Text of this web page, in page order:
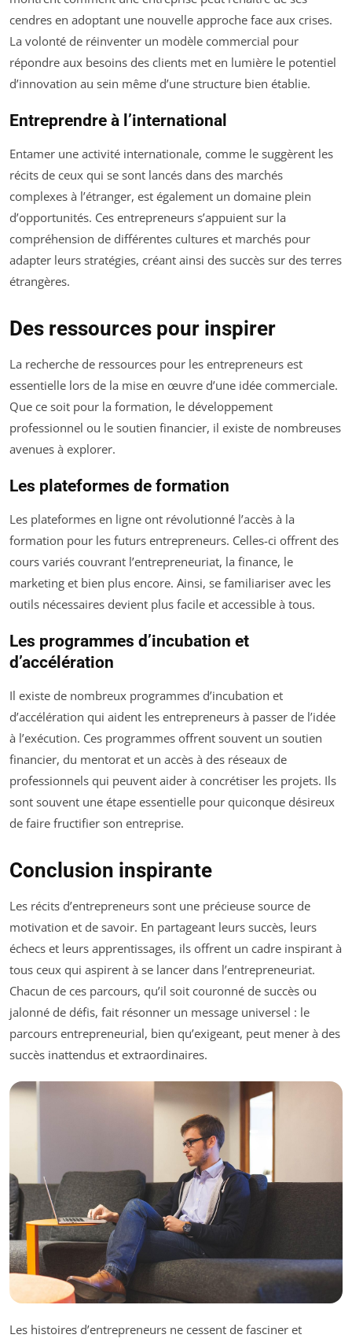
cendres en adoptant une nouvelle approche face aux crises.
La volonté de réinventer un modèle commercial pour
répondre aux besoins des clients met en lumière le potentiel
d’innovation au sein même d’une structure bien établie.
Entreprendre à l’international
Entamer une activité internationale, comme le suggèrent les
récits de ceux qui se sont lancés dans des marchés
complexes à l’étranger, est également un domaine plein
d’opportunités. Ces entrepreneurs s’appuient sur la
compréhension de différentes cultures et marchés pour
adapter leurs stratégies, créant ainsi des succès sur des terres
étrangères.
Des ressources pour inspirer
La recherche de ressources pour les entrepreneurs est
essentielle lors de la mise en œuvre d’une idée commerciale.
Que ce soit pour la formation, le développement
professionnel ou le soutien financier, il existe de nombreuses
avenues à explorer.
Les plateformes de formation
Les plateformes en ligne ont révolutionné l’accès à la
formation pour les futurs entrepreneurs. Celles-ci offrent des
cours variés couvrant l’entrepreneuriat, la finance, le
marketing et bien plus encore. Ainsi, se familiariser avec les
outils nécessaires devient plus facile et accessible à tous.
Les programmes d’incubation et
d’accélération
Il existe de nombreux programmes d’incubation et
d’accélération qui aident les entrepreneurs à passer de l’idée
à l’exécution. Ces programmes offrent souvent un soutien
financier, du mentorat et un accès à des réseaux de
professionnels qui peuvent aider à concrétiser les projets. Ils
sont souvent une étape essentielle pour quiconque désireux
de faire fructifier son entreprise.
Conclusion inspirante
Les récits d’entrepreneurs sont une précieuse source de
motivation et de savoir. En partageant leurs succès, leurs
échecs et leurs apprentissages, ils offrent un cadre inspirant à
tous ceux qui aspirent à se lancer dans l’entrepreneuriat.
Chacun de ces parcours, qu’il soit couronné de succès ou
jalonné de défis, fait résonner un message universel : le
parcours entrepreneurial, bien qu’exigeant, peut mener à des
succès inattendus et extraordinaires.
Les histoires d’entrepreneurs ne cessent de fasciner et